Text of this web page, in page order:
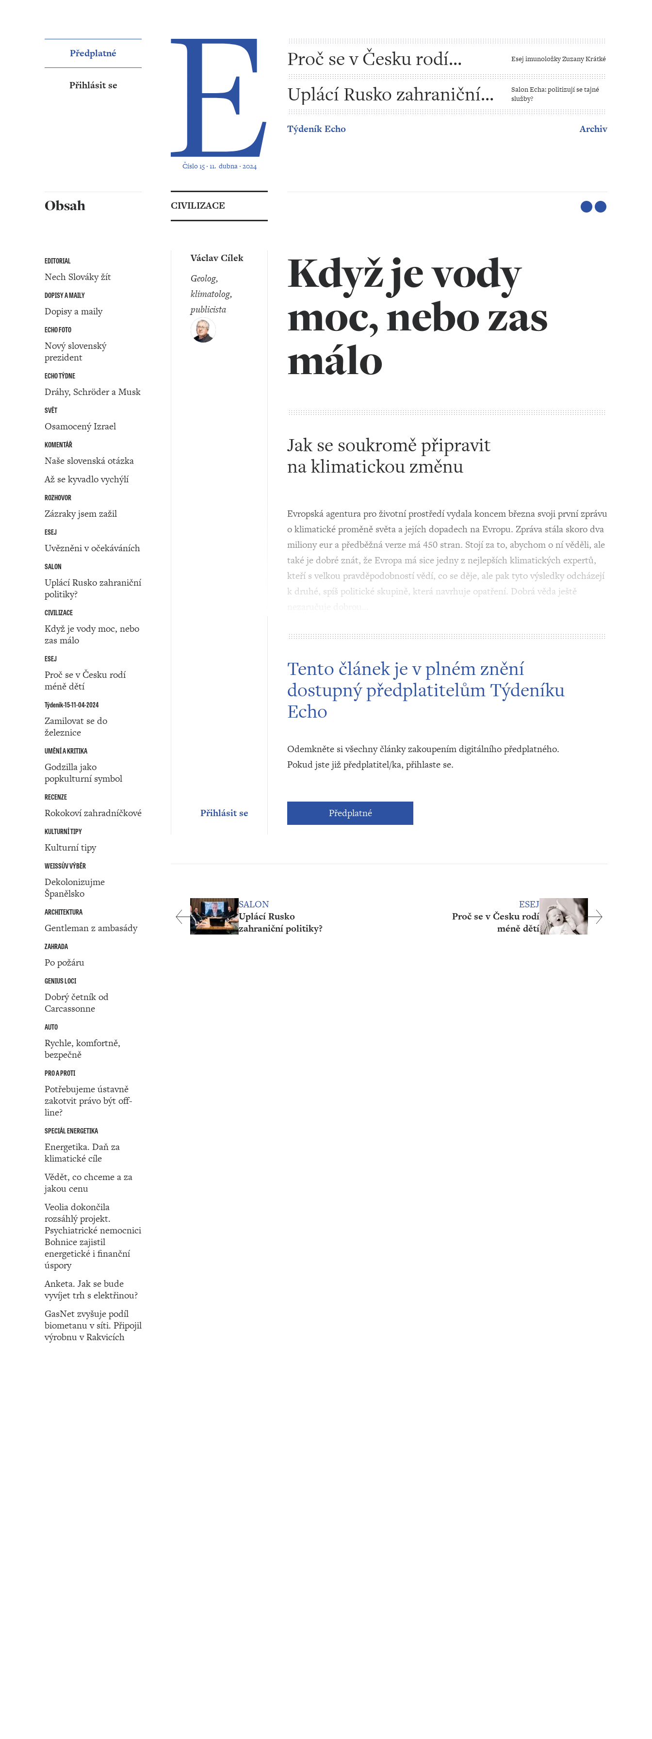
Číslo 15 ‧ 11. dubna ‧ 2024
Proč se v Česku rodí
méně dětí
Esej imunoložky Zuzany Krátké
Uplácí Rusko zahraniční
politiky?
Salon Echa: politizují se tajné
služby?
Týdeník Echo Archiv
Předplatné
Přihlásit se
Obsah
EDITORIAL
Nech Slováky žít
DOPISY A MAILY
Dopisy a maily
ECHO FOTO
Nový slovenský
prezident
ECHO TÝDNE
Dráhy, Schröder a Musk
SVĚT
Osamocený Izrael
KOMENTÁŘ
Naše slovenská otázka
Až se kyvadlo vychýlí
ROZHOVOR
Zázraky jsem zažil
ESEJ
Uvězněni v očekáváních
SALON
Uplácí Rusko zahraniční
politiky?
CIVILIZACE
Když je vody moc, nebo
zas málo
ESEJ
Proč se v Česku rodí
méně dětí
Týdeník-15-11-04-2024
Zamilovat se do
železnice
UMĚNÍ A KRITIKA
Godzilla jako
popkulturní symbol
RECENZE
Rokokoví zahradníčkové
KULTURNÍ TIPY
Kulturní tipy
WEISSŮV VÝBĚR
Dekolonizujme
Španělsko
ARCHITEKTURA
Gentleman z ambasády
ZAHRADA
Po požáru
GENIUS LOCI
Dobrý četník od
Carcassonne
AUTO
Rychle, komfortně,
bezpečně
PRO A PROTI
Potřebujeme ústavně
zakotvit právo být off-
line?
SPECIÁL ENERGETIKA
Energetika. Daň za
klimatické cíle
Vědět, co chceme a za
jakou cenu
Veolia dokončila
rozsáhlý projekt.
Psychiatrické nemocnici
Bohnice zajistil
energetické i finanční
úspory
Anketa. Jak se bude
vyvíjet trh s elektřinou?
GasNet zvyšuje podíl
biometanu v síti. Připojil
výrobnu v Rakvicích
CIVILIZACE
Když je vody
moc, nebo zas
málo
Jak se soukromě připravit
na klimatickou změnu
Václav Cílek
geolog,
klimatolog,
publicista
Evropská agentura pro životní prostředí vydala koncem března svoji první zprávu
o klimatické proměně světa a jejích dopadech na Evropu. Zpráva stála skoro dva
miliony eur a předběžná verze má 450 stran. Stojí za to, abychom o ní věděli, ale
také je dobré znát, že Evropa má sice jedny z nejlepších klimatických expertů,
kteří s velkou pravděpodobností vědí, co se děje, ale pak tyto výsledky odcházejí
k druhé, spíš politické skupině, která navrhuje opatření. Dobrá věda ještě
Tento článek je v plném znění
dostupný předplatitelům Týdeníku
Echo
Odemkněte si všechny články zakoupením digitálního předplatného.
Pokud jste již předplatitel/ka, přihlaste se.
Předplatné
Přihlásit se
ESEJ
Proč se v Česku rodí
méně dětí
SALON
Uplácí Rusko
zahraniční politiky?